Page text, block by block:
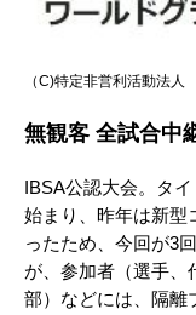
（C)特定非営利活動法
無観客 全試合中
IBSA公認大会。タ
始まり、昨年は新型
ったため、今回が3
が、参加者（選手、
部）などには、隔離